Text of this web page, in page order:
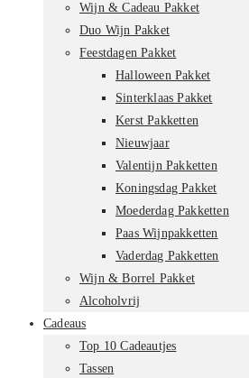
Wijn & Cadeau Pakket
Duo Wijn Pakket
Feestdagen Pakket
Halloween Pakket
Sinterklaas Pakket
Kerst Pakketten
Nieuwjaar
Valentijn Pakketten
Koningsdag Pakket
Moederdag Pakketten
Paas Wijnpakketten
Vaderdag Pakketten
Wijn & Borrel Pakket
Alcoholvrij
Cadeaus
Top 10 Cadeautjes
Tassen